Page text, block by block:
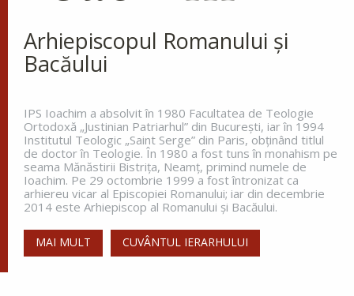
miluiește pe fiul meu, că este lunatic și pătimește
rău, căci adesea cade în...
doxologia.ro
Preia articolele Doxologia în site-ul tău!
Arhiepiscopul Romanului și
Bacăului
IPS Ioachim a absolvit în 1980 Facultatea de Teologie
Ortodoxă „Justinian Patriarhul” din Bucureşti, iar în 1994
Institutul Teologic „Saint Serge” din Paris, obţinând titlul
de doctor în Teologie. În 1980 a fost tuns în monahism pe
seama Mănăstirii Bistriţa, Neamţ, primind numele de
Ioachim. Pe 29 octombrie 1999 a fost întronizat ca
arhiereu vicar al Episcopiei Romanului; iar din decembrie
2014 este Arhiepiscop al Romanului și Bacăului.
MAI MULT CUVÂNTUL IERARHULUI